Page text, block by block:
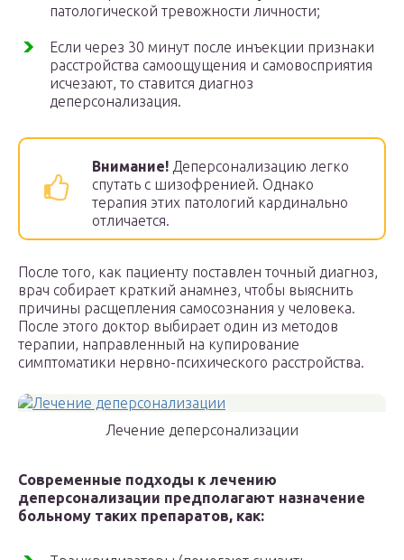
патологической тревожности личности;
Если через 30 минут после инъекции признаки
расстройства самоощущения и самовосприятия
исчезают, то ставится диагноз
деперсонализация.
Внимание! Деперсонализацию легко
спутать с шизофренией. Однако
терапия этих патологий кардинально
отличается.
После того, как пациенту поставлен точный диагноз,
врач собирает краткий анамнез, чтобы выяснить
причины расщепления самосознания у человека.
После этого доктор выбирает один из методов
терапии, направленный на купирование
симптоматики нервно-психического расстройства.
Лечение деперсонализации
Современные подходы к лечению
деперсонализации предполагают назначение
больному таких препаратов, как: